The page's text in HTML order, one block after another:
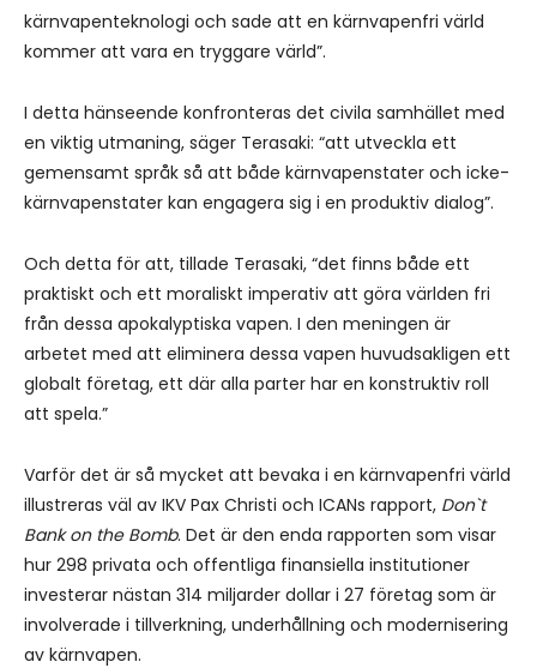
kärnvapenteknologi och sade att en kärnvapenfri värld
kommer att vara en tryggare värld”.
I detta hänseende konfronteras det civila samhället med
en viktig utmaning, säger Terasaki: “att utveckla ett
gemensamt språk så att både kärnvapenstater och icke-
kärnvapenstater kan engagera sig i en produktiv dialog”.
Och detta för att, tillade Terasaki, “det finns både ett
praktiskt och ett moraliskt imperativ att göra världen fri
från dessa apokalyptiska vapen. I den meningen är
arbetet med att eliminera dessa vapen huvudsakligen ett
globalt företag, ett där alla parter har en konstruktiv roll
att spela.”
Varför det är så mycket att bevaka i en kärnvapenfri värld
illustreras väl av IKV Pax Christi och ICANs rapport, Don`t
Bank on the Bomb. Det är den enda rapporten som visar
hur 298 privata och offentliga finansiella institutioner
investerar nästan 314 miljarder dollar i 27 företag som är
involverade i tillverkning, underhållning och modernisering
av kärnvapen.